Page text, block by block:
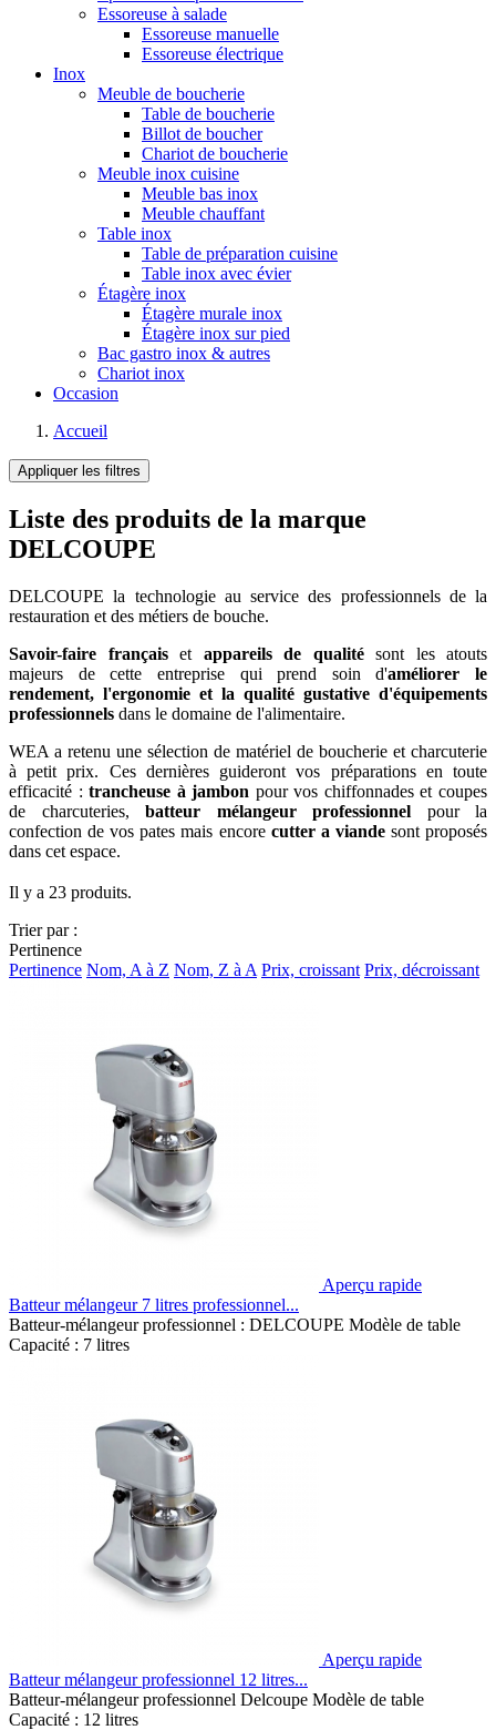
Essoreuse à salade
Essoreuse manuelle
Essoreuse électrique
Inox
Meuble de boucherie
Table de boucherie
Billot de boucher
Chariot de boucherie
Meuble inox cuisine
Meuble bas inox
Meuble chauffant
Table inox
Table de préparation cuisine
Table inox avec évier
Étagère inox
Étagère murale inox
Étagère inox sur pied
Bac gastro inox & autres
Chariot inox
Occasion
Accueil
Appliquer les filtres
Liste des produits de la marque
DELCOUPE
DELCOUPE la technologie au service des professionnels de la
restauration et des métiers de bouche.
Savoir-faire françaiset appareils de qualitésont les atouts
majeurs de cette entreprise qui prend soin d'améliorer le
rendement, l'ergonomie et la qualité gustative d'équipements
professionnels dans le domaine de l'alimentaire.
WEA a retenu une sélection de matériel de boucherie et charcuterie
à petit prix. Ces dernières guideront vos préparations en toute
efficacité :trancheuse à jambon pour vos chiffonnades et coupes
de charcuteries, batteur mélangeur professionnel pour la
confection de vos pates mais encore cutter a viandesont proposés
dans cet espace.
Il y a 23 produits.
Trier par :
Pertinence
Pertinence Nom, A à Z Nom, Z à A Prix, croissant Prix, décroissant
Aperçu rapide
Batteur mélangeur 7 litres professionnel...
Batteur-mélangeur professionnel : DELCOUPE Modèle de table
Capacité : 7 litres
Aperçu rapide
Batteur mélangeur professionnel 12 litres...
Batteur-mélangeur professionnel Delcoupe Modèle de table
Capacité : 12 litres